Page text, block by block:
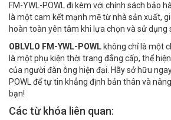
FM-YWL-POWL đi kèm với chính sách bảo
là một cam kết mạnh mẽ từ nhà sản xuất,
hoàn toàn yên tâm khi lựa chọn và sử dụng
OBLVLO FM-YWL-POWL không chỉ là một
là một phụ kiện thời trang đẳng cấp, thể
của người đàn ông hiện đại. Hãy sở hữu
POWL để tự tin khẳng định bản thân và
bạn!
Các từ khóa liên quan: